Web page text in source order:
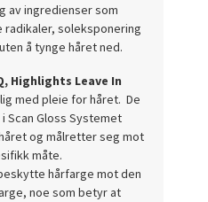
av ingredienser som
soleksponering
å tynge håret ned.
Highlights Leave In
med pleie for håret.De
Scan Gloss Systemet
og målretter seg mot
måte.
hårfarge mot den
noe som betyr at